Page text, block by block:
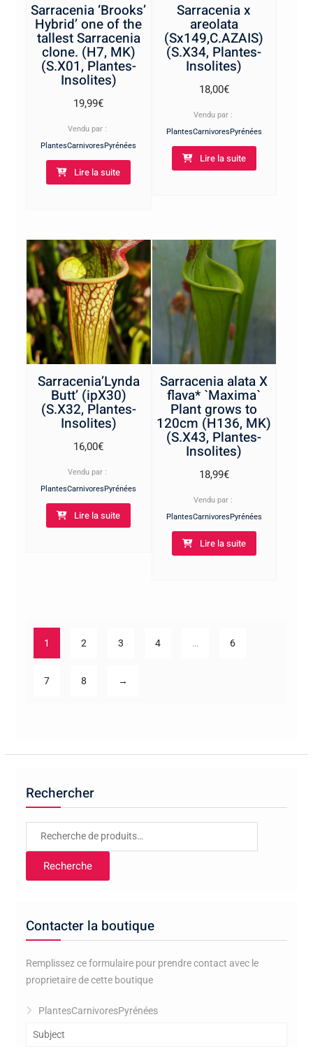
Sarracenia ‘Brooks’
Hybrid’ one of the
tallest Sarracenia
clone. (H7, MK)
(S.X01, Plantes-
Insolites)
19,99€
Vendu par :
PlantesCarnivoresPyrénées
Lire la suite
Sarracenia x
areolata
(Sx149,C.AZAIS)
(S.X34, Plantes-
Insolites)
18,00€
Vendu par :
PlantesCarnivoresPyrénées
Lire la suite
Sarracenia’Lynda
Butt’ (ipX30)
(S.X32, Plantes-
Insolites)
16,00€
Vendu par :
PlantesCarnivoresPyrénées
Lire la suite
Sarracenia alata X
flava* `Maxima`
Plant grows to
120cm (H136, MK)
(S.X43, Plantes-
Insolites)
18,99€
Vendu par :
PlantesCarnivoresPyrénées
Lire la suite
1 2 3 4 … 6
7 8 →
Rechercher
Recherche
Recherche
Contacter la boutique
Remplissez ce formulaire pour prendre contact avec le
proprietaire de cette boutique
PlantesCarnivoresPyrénées